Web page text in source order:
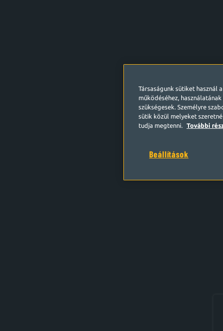
Társaságunk sütiket használ
működéséhez,
szükségesek. Személyre
sütik közül melyeket
tudja megtenni.
További
Beállítások